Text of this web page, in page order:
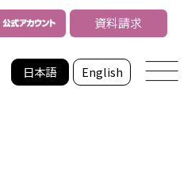
日本語 English
資料請求